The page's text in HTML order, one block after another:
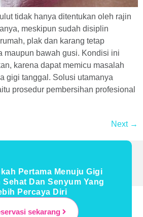
tidak hanya ditentukan oleh rajin
meskipun sudah disiplin
plak dan karang tetap
maupun bawah gusi. Kondisi ini
karena dapat memicu masalah
gigi tanggal. Solusi utamanya
prosedur pembersihan profesional
Next →
Pertama Menuju Gigi
Sehat Dan Senyum Yang
Percaya Diri
sekarang